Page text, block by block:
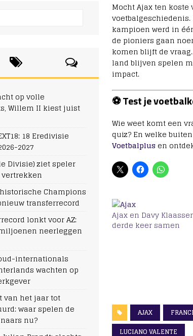
Mocht Ajax ten
kampioen werd in
de pioniers gaan
komen blijft de
land blijven spelen
impact.
⚽ Test je
Wie weet komt een
quiz? En welke
Voetbalplusen
Ajax en Davy
derde keer samen
AJAX
LUCIANO VALENTE
op volle
Willem II kiest juist
18 Eredivisie
2027
Divisie) ziet speler
Champions
transferrecord
lonkt voor AZ:
neerleggen
internationals
wachten op
van het jaar tot
waar spelen de
nu?